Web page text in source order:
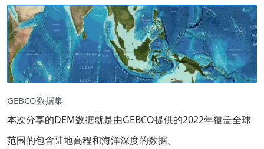
GEBCO数据集
本次分享的DEM数据就是由GEBCO提供的2022年覆盖全球
范围的包含陆地高程和海洋深度的数据。